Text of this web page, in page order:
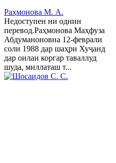
Раҳмонова М. А.
Недоступен ни однин
перевод.Раҳмонова Маҳфуза
Абдуманоновна 12-феврали
соли 1988 дар шаҳри Хуҷанд
дар оилаи коргар таваллуд
шуда, миллаташ т...